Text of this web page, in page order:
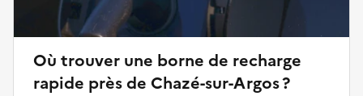
Où trouver une borne de recharge
rapide près de Chazé-sur-Argos ?